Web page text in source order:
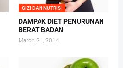
GIZI DAN NUTRISI
DAMPAK DIET PENURUNAN
BERAT BADAN
March 21, 2014